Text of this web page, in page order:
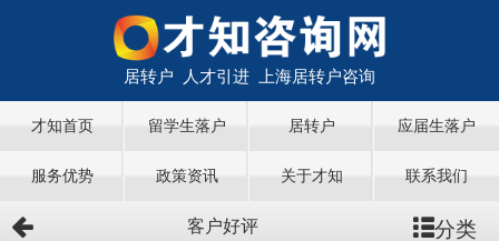
居转户 人才引进 上海居转户咨询
才知首页 留学生落户 居转户 应届生落户
服务优势 政策资讯 关于才知 联系我们
客户好评 分类